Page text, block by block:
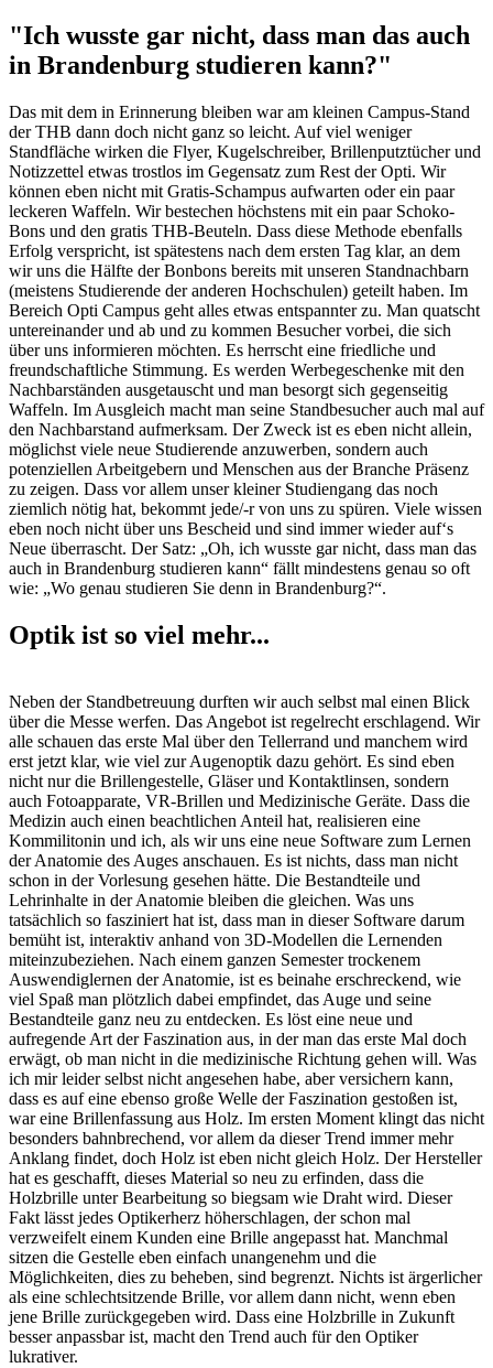
"Ich wusste gar nicht, dass man das auch
in Brandenburg studieren kann?"
Das mit dem in Erinnerung bleiben war am kleinen Campus-Stand
der THB dann doch nicht ganz so leicht. Auf viel weniger
Standfläche wirken die Flyer, Kugelschreiber, Brillenputztücher und
Notizzettel etwas trostlos im Gegensatz zum Rest der Opti. Wir
können eben nicht mit Gratis-Schampus aufwarten oder ein paar
leckeren Waffeln. Wir bestechen höchstens mit ein paar Schoko-
Bons und den gratis THB-Beuteln. Dass diese Methode ebenfalls
Erfolg verspricht, ist spätestens nach dem ersten Tag klar, an dem
wir uns die Hälfte der Bonbons bereits mit unseren Standnachbarn
(meistens Studierende der anderen Hochschulen) geteilt haben. Im
Bereich Opti Campus geht alles etwas entspannter zu. Man quatscht
untereinander und ab und zu kommen Besucher vorbei, die sich
über uns informieren möchten. Es herrscht eine friedliche und
freundschaftliche Stimmung. Es werden Werbegeschenke mit den
Nachbarständen ausgetauscht und man besorgt sich gegenseitig
Waffeln. Im Ausgleich macht man seine Standbesucher auch mal auf
den Nachbarstand aufmerksam. Der Zweck ist es eben nicht allein,
möglichst viele neue Studierende anzuwerben, sondern auch
potenziellen Arbeitgebern und Menschen aus der Branche Präsenz
zu zeigen. Dass vor allem unser kleiner Studiengang das noch
ziemlich nötig hat, bekommt jede/-r von uns zu spüren. Viele wissen
eben noch nicht über uns Bescheid und sind immer wieder auf‘s
Neue überrascht. Der Satz: „Oh, ich wusste gar nicht, dass man das
auch in Brandenburg studieren kann“ fällt mindestens genau so oft
wie: „Wo genau studieren Sie denn in Brandenburg?“.
Optik ist so viel mehr...
Neben der Standbetreuung durften wir auch selbst mal einen Blick
über die Messe werfen. Das Angebot ist regelrecht erschlagend. Wir
alle schauen das erste Mal über den Tellerrand und manchem wird
erst jetzt klar, wie viel zur Augenoptik dazu gehört. Es sind eben
nicht nur die Brillengestelle, Gläser und Kontaktlinsen, sondern
auch Fotoapparate, VR-Brillen und Medizinische Geräte. Dass die
Medizin auch einen beachtlichen Anteil hat, realisieren eine
Kommilitonin und ich, als wir uns eine neue Software zum Lernen
der Anatomie des Auges anschauen. Es ist nichts, dass man nicht
schon in der Vorlesung gesehen hätte. Die Bestandteile und
Lehrinhalte in der Anatomie bleiben die gleichen. Was uns
tatsächlich so fasziniert hat ist, dass man in dieser Software darum
bemüht ist, interaktiv anhand von 3D-Modellen die Lernenden
miteinzubeziehen. Nach einem ganzen Semester trockenem
Auswendiglernen der Anatomie, ist es beinahe erschreckend, wie
viel Spaß man plötzlich dabei empfindet, das Auge und seine
Bestandteile ganz neu zu entdecken. Es löst eine neue und
aufregende Art der Faszination aus, in der man das erste Mal doch
erwägt, ob man nicht in die medizinische Richtung gehen will. Was
ich mir leider selbst nicht angesehen habe, aber versichern kann,
dass es auf eine ebenso große Welle der Faszination gestoßen ist,
war eine Brillenfassung aus Holz. Im ersten Moment klingt das nicht
besonders bahnbrechend, vor allem da dieser Trend immer mehr
Anklang findet, doch Holz ist eben nicht gleich Holz. Der Hersteller
hat es geschafft, dieses Material so neu zu erfinden, dass die
Holzbrille unter Bearbeitung so biegsam wie Draht wird. Dieser
Fakt lässt jedes Optikerherz höherschlagen, der schon mal
verzweifelt einem Kunden eine Brille angepasst hat. Manchmal
sitzen die Gestelle eben einfach unangenehm und die
Möglichkeiten, dies zu beheben, sind begrenzt. Nichts ist ärgerlicher
als eine schlechtsitzende Brille, vor allem dann nicht, wenn eben
jene Brille zurückgegeben wird. Dass eine Holzbrille in Zukunft
besser anpassbar ist, macht den Trend auch für den Optiker
lukrativer.